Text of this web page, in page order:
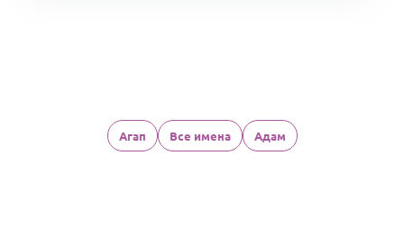
Агап Все имена Адам